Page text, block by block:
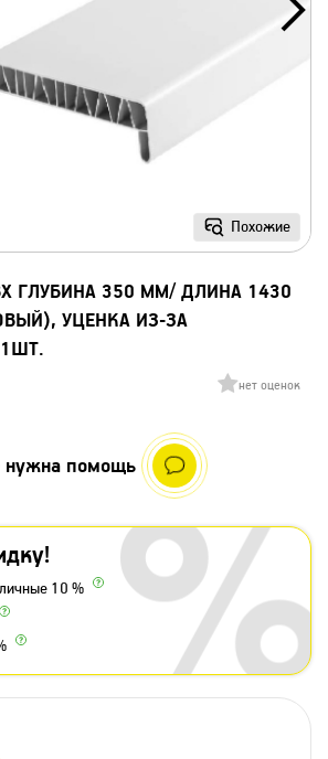
Похожие
ГЛУБИНА 350 ММ/ ДЛИНА 1430
УЦЕНКА ИЗ-ЗА
нет оценок
10 %
нужна помощь